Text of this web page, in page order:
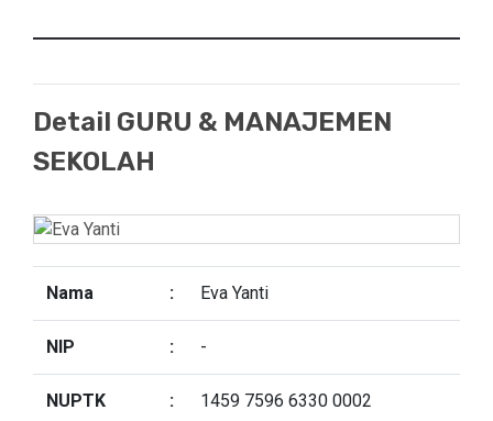
Detail GURU & MANAJEMEN
SEKOLAH
Nama : Eva Yanti
NIP : -
NUPTK : 1459 7596 6330 0002